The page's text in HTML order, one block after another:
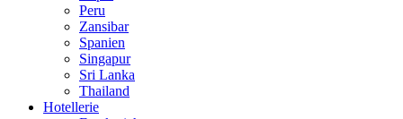
Peru
Zansibar
Spanien
Singapur
Sri Lanka
Thailand
Hotellerie